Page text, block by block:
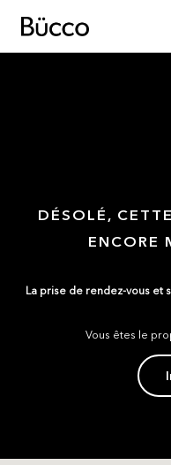
DÉSOLÉ,
ENCORE
La prise de rendez-vous et
Vous êtes le